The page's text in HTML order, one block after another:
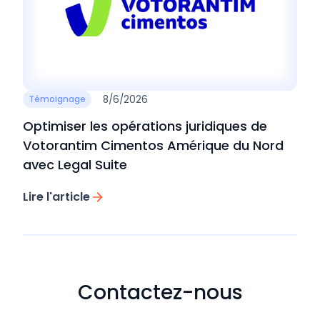
Témoignage 8/6/2026
Optimiser les opérations juridiques de
Votorantim Cimentos Amérique du Nord
avec Legal Suite
Lire l'article
Contactez-nous